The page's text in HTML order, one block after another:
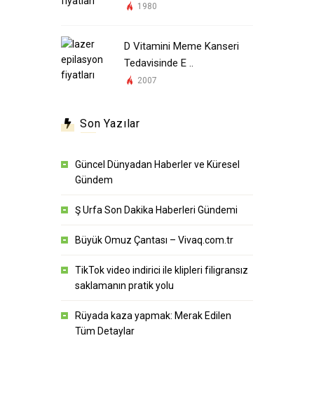
1980
D Vitamini Meme Kanseri
Tedavisinde E ..
2007
Son Yazılar
Güncel Dünyadan Haberler ve Küresel
Gündem
Ş Urfa Son Dakika Haberleri Gündemi
Büyük Omuz Çantası – Vivaq.com.tr
TikTok video indirici ile klipleri filigransız
saklamanın pratik yolu
Rüyada kaza yapmak: Merak Edilen
Tüm Detaylar